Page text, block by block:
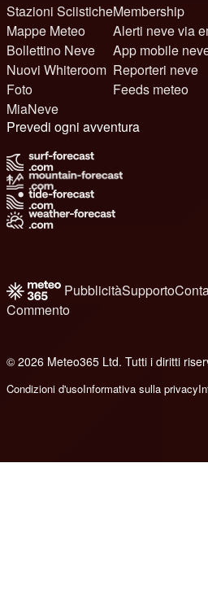
Stazioni Sciistiche
Mappe Meteo
Bollettino Neve
Nuovi Whiteroom
Foto
MiaNeve
Membership
Alerti neve via
App mobile
Reporteri neve
Feeds meteo
Prevedi ogni avventura
PubblicitàSupporto
Commento
© 2026 Meteo365 Ltd. Tutti i diritti
Condizioni d'usoInformativa sulla privacy